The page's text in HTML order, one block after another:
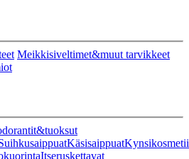
Meikkisiveltimet&muut tarvikkeet
Käsisaippuat
Itseruskettavat